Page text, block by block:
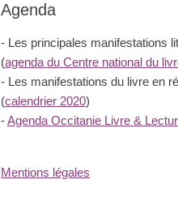
Agenda
- Les principales manifestations
(agenda du Centre national du
- Les manifestations du livre en
(calendrier 2020)
-Agenda Occitanie Livre &
Mentions légales